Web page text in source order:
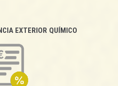
EXTERIOR QUÍMICO